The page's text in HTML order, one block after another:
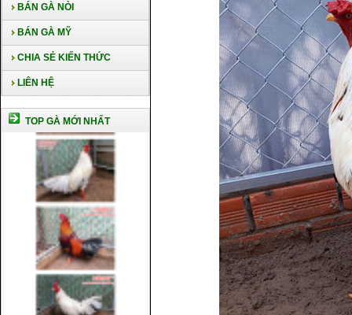
BÁN GÀ NÒI
BÁN GÀ MỸ
CHIA SẺ KIẾN THỨC
LIÊN HỆ
TOP GÀ MỚI NHẤT